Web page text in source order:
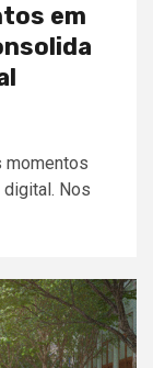
em
momentos
Nos